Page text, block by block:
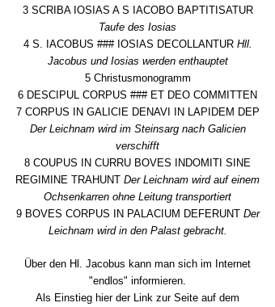
3 SCRIBA IOSIAS A S IACOBO BAPTITISATUR
Taufe des Iosias
4 S. IACOBUS ### IOSIAS DECOLLANTUR Hll.
Jacobus und Iosias werden enthauptet
5 Christusmonogramm
6 DESCIPUL CORPUS ### ET DEO COMMITTEN
7 CORPUS IN GALICIE DENAVI IN LAPIDEM DEP
Der Leichnam wird im Steinsarg nach Galicien
verschifft
8 COUPUS IN CURRU BOVES INDOMITI SINE
REGIMINE TRAHUNT Der Leichnam wird auf einem
Ochsenkarren ohne Leitung transportiert
9 BOVES CORPUS IN PALACIUM DEFERUNT Der
Leichnam wird in den Palast gebracht.
Über den Hl. Jacobus kann man sich im Internet
"endlos" informieren.
Als Einstieg hier der Link zur Seite auf dem